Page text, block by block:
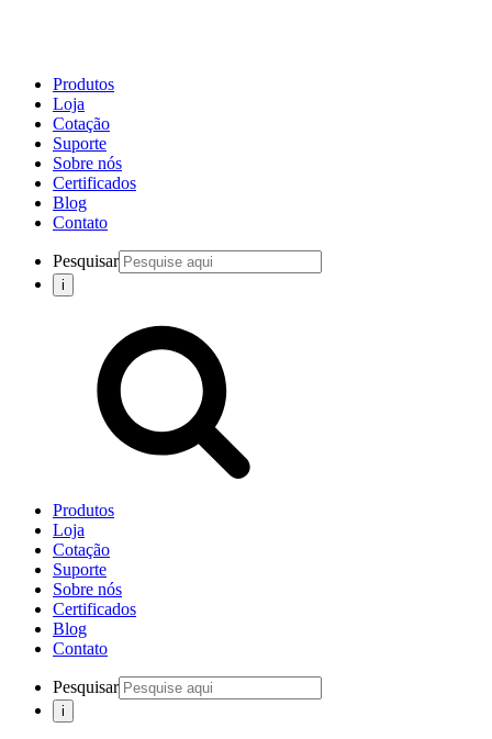
Produtos
Loja
Cotação
Suporte
Sobre nós
Certificados
Blog
Contato
Pesquisar
Produtos
Loja
Cotação
Suporte
Sobre nós
Certificados
Blog
Contato
Pesquisar